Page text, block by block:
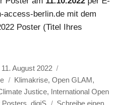
access-berlin.de mit dem
Poster (Titel Ihres
Veröffentlicht
am
11. August 2022
Schlagwörter
Klimakrise, Open GLAM,
Justice, International Open
Posters,digiS
Schreibe einen